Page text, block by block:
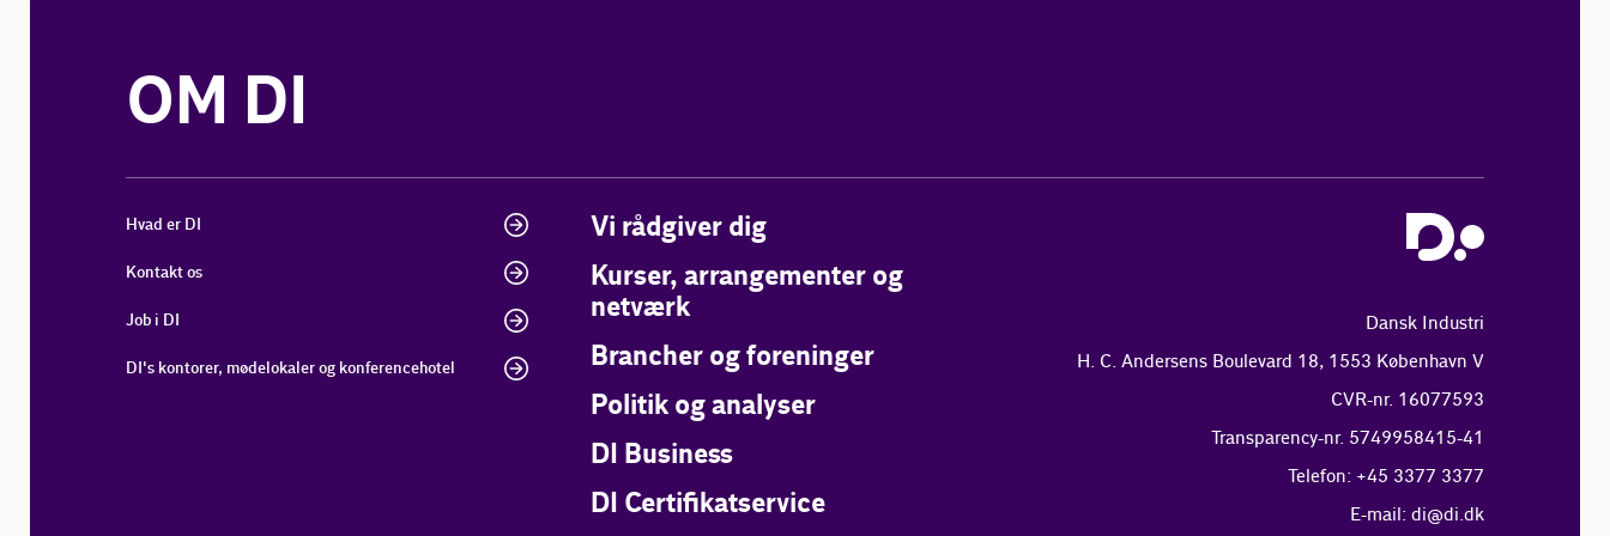
OM DI
Hvad er DI
Kontakt os
Job i DI
DI's kontorer, mødelokaler og konferencehotel
Vi rådgiver dig
Kurser, arrangementer og
netværk
Brancher og foreninger
Politik og analyser
DI Business
DI Certifikatservice
Dansk Industri
H. C. Andersens Boulevard 18, 1553 København V
CVR-nr. 16077593
Transparency-nr. 5749958415-41
Telefon: +45 3377 3377
E-mail: di@di.dk